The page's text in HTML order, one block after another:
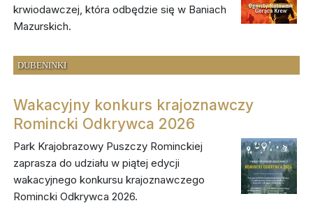
krwiodawczej, która odbędzie się w Baniach
Mazurskich.
DUBENINKI
Wakacyjny konkurs krajoznawczy
Romincki Odkrywca 2026
Park Krajobrazowy Puszczy Rominckiej
zaprasza do udziału w piątej edycji
wakacyjnego konkursu krajoznawczego
Romincki Odkrywca 2026.